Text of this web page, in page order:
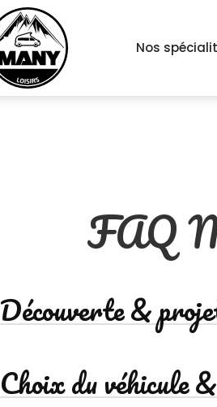
Nos
FAQ
Découverte &
Choix du véhicule